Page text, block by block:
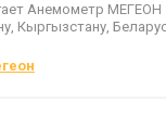
Анемометр МЕГЕОН
Кыргызстану,